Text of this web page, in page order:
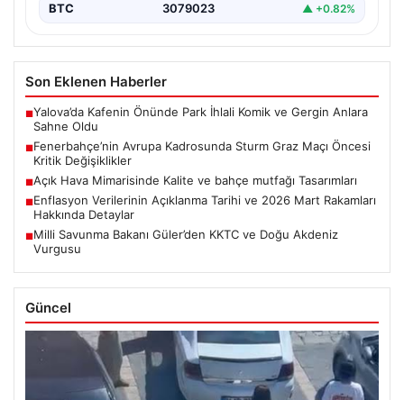
BTC 3079023 ▲ +0.82%
Son Eklenen Haberler
■Yalova’da Kafenin Önünde Park İhlali Komik ve Gergin Anlara
Sahne Oldu
■Fenerbahçe’nin Avrupa Kadrosunda Sturm Graz Maçı Öncesi
Kritik Değişiklikler
■Açık Hava Mimarisinde Kalite ve bahçe mutfağı Tasarımları
■Enflasyon Verilerinin Açıklanma Tarihi ve 2026 Mart Rakamları
Hakkında Detaylar
■Milli Savunma Bakanı Güler’den KKTC ve Doğu Akdeniz
Vurgusu
Güncel